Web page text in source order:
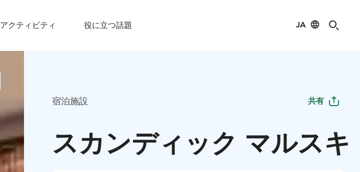
アクティビティ 役に立つ話題 JA
宿泊施設 共有
スカンディック マルスキ